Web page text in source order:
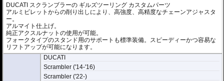
DUCATI スクランブラーの ギルズツーリング カスタムパーツ
アルミビレットからの削り出しにより、高強度、高精度なチェーンアジャスタ
ー。
アルマイト仕上げ。
純正アクスルナットの使用が可能。
フォークタイプのスタンド用のサポートも標準装備。スピーディーかつ容易な
リフトアップが可能になります。
DUCATI
Scrambler ('14-'16)
Scrambler ('22-)